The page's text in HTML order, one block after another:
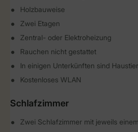
Holzbauweise
Zwei Etagen
Zentral- oder Elektroheizung
Rauchen nicht gestattet
In einigen Unterkünften sind
Kostenloses WLAN
Schlafzimmer
Zwei Schlafzimmer mit jeweils